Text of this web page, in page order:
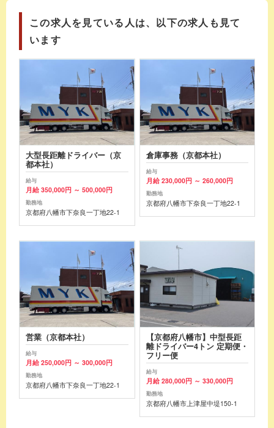
この求人を見ている人は、以下の求人も見て
います
大型長距離ドライバー（京
都本社）
給与
月給 350,000円 ～ 500,000円
勤務地
京都府八幡市下奈良一丁地22-1
倉庫事務（京都本社）
給与
月給 230,000円 ～ 260,000円
勤務地
京都府八幡市下奈良一丁地22-1
営業（京都本社）
給与
月給 250,000円 ～ 300,000円
勤務地
京都府八幡市下奈良一丁地22-1
【京都府八幡市】中型長距
離ドライバー4トン 定期便・
フリー便
給与
月給 280,000円 ～ 330,000円
勤務地
京都府八幡市上津屋中堤150-1